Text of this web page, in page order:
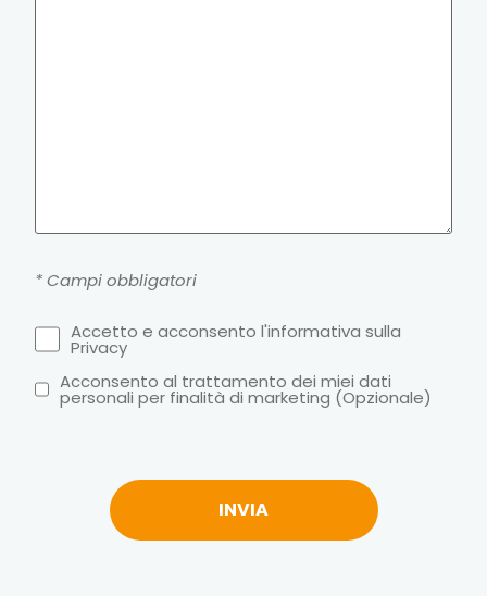
* Campi obbligatori
Accetto e acconsento l'informativa sulla
Privacy
Acconsento al trattamento dei miei dati
personali per finalità di marketing (Opzionale)